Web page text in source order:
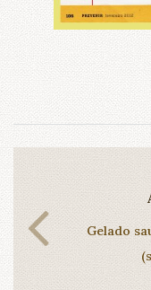
Gelado